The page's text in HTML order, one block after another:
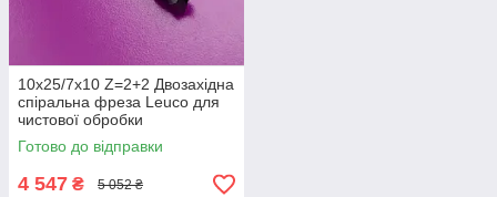
10х25/7х10 Z=2+2 Двозахідна
спіральна фреза Leuco для
чистової обробки
Готово до відправки
4 547 ₴ 5 052 ₴